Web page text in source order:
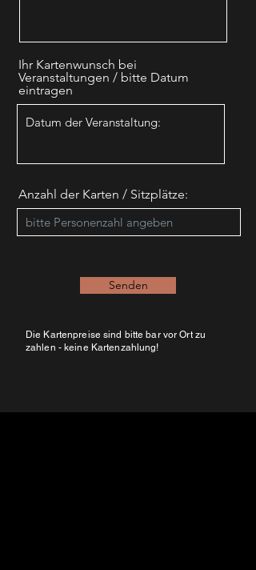
Ihr Kartenwunsch bei
Veranstaltungen / bitte Datum
eintragen
Anzahl der Karten / Sitzplätze:
Senden
Die Kartenpreise sind bitte bar vor Ort zu
zahlen - keine Kartenzahlung!